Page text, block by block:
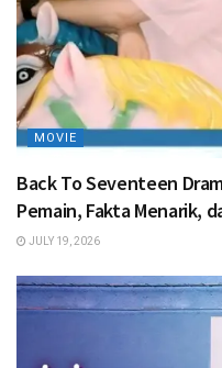
MOVIE
Back To Seventeen
Pemain, Fakta Menarik,
JULY 19, 2026